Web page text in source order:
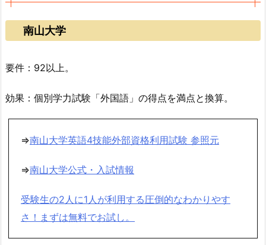
南山大学
要件：92以上。
効果：個別学力試験「外国語」の得点を満点と換算。
⇒南山大学英語4技能外部資格利用試験 参照元
⇒南山大学公式・入試情報
受験生の2人に1人が利用する圧倒的なわかりやす
さ！まずは無料でお試し。